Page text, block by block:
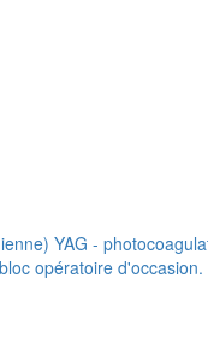
YAG -
opératoire